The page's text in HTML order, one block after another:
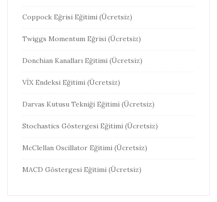
Coppock Eğrisi Eğitimi (Ücretsiz)
Twiggs Momentum Eğrisi (Ücretsiz)
Donchian Kanalları Eğitimi (Ücretsiz)
VİX Endeksi Eğitimi (Ücretsiz)
Darvas Kutusu Tekniği Eğitimi (Ücretsiz)
Stochastics Göstergesi Eğitimi (Ücretsiz)
McClellan Oscillator Eğitimi (Ücretsiz)
MACD Göstergesi Eğitimi (Ücretsiz)